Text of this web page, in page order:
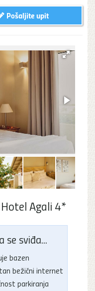
Pošaljite upit
Agali 4*
se sviđa...
bazen
bežični internet
parkiranja